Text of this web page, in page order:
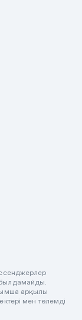
арқылы
мен төлемді